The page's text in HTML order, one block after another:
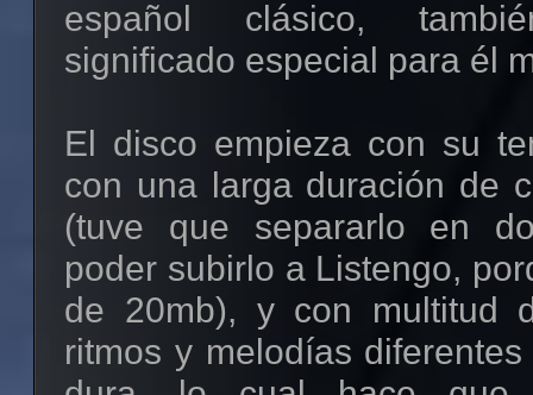
español clásico,
significado especial para él
El disco empieza con su
con una larga duración de
(tuve que separarlo en
poder subirlo a Listengo,
de 20mb), y con multitud
ritmos y melodías